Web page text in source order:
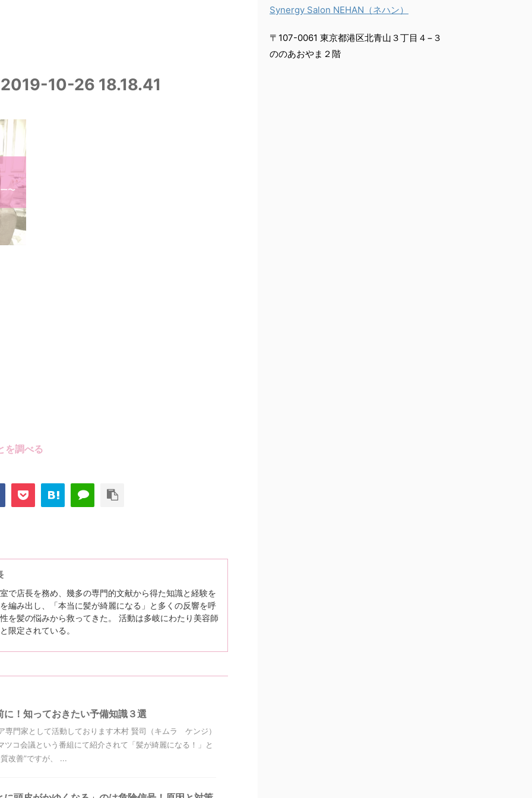
10-26 18.18.41
を調べる
で店長を務め、幾多の専門的文献から得た知識と経験を
編み出し、「本当に髪が綺麗になる」と多くの反響を呼
を髪の悩みから救ってきた。 活動は多岐にわたり美容師
限定されている。
に！知っておきたい予備知識３選
専門家として活動しております木村 賢司（キムラ ケンジ）
コ会議という番組にて紹介されて「髪が綺麗になる！」と
改善”ですが、 ...
Synergy Salon NEHAN（ネハン）
〒107-0061 東京都港区北青山３丁目４−３
ののあおやま２階